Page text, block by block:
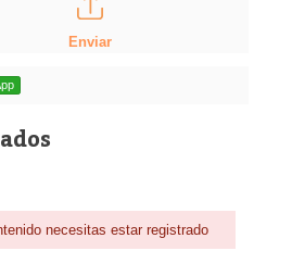
Enviar
necesitas estar registrado